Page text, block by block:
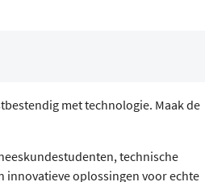
met technologie. Maak de
technische
innovatieve oplossingen voor echte